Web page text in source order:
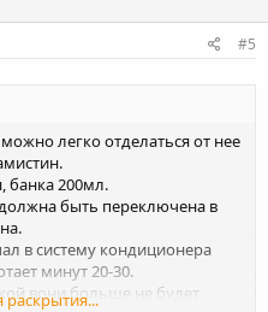
#5
легко отделаться от нее
банка 200мл.
быть переключена в
в систему кондиционера
минут 20-30.
вони больше не будет.